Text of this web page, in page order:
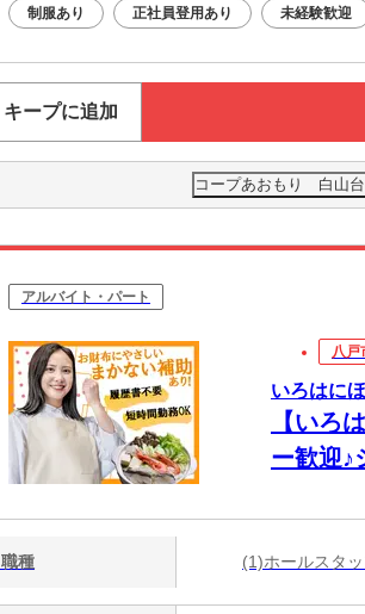
制服あり 正社員登用あり 未経験歓迎
キープに追加
コープあおもり 白山
アルバイト・パート
八戸
いろはに
【いろ
ー歓迎
職種 (1)ホールスタ